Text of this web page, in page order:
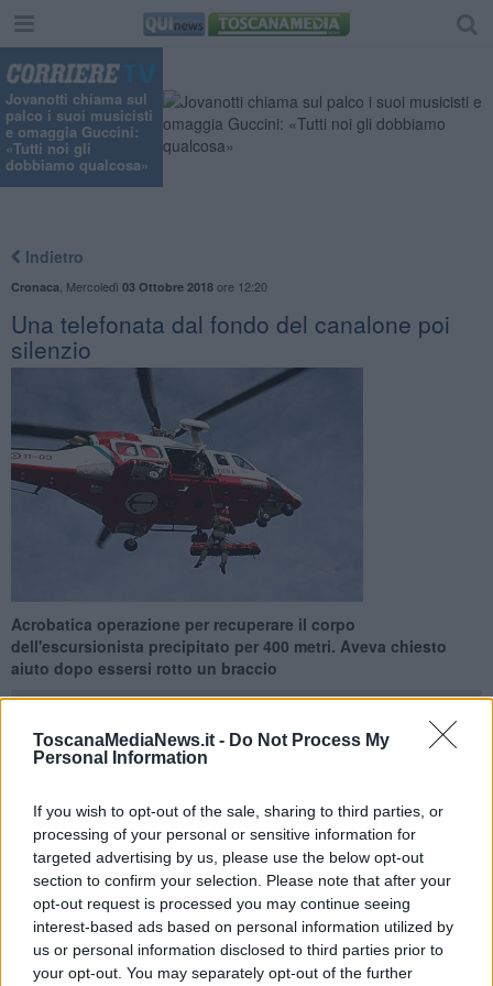
ToscanaMediaNews.it - Do Not Process My
Personal Information
If you wish to opt-out of the sale, sharing to third parties, or
processing of your personal or sensitive information for
targeted advertising by us, please use the below opt-out
section to confirm your selection. Please note that after your
opt-out request is processed you may continue seeing
interest-based ads based on personal information utilized by
us or personal information disclosed to third parties prior to
your opt-out. You may separately opt-out of the further
Jovanotti chiama sul
palco i suoi musicisti
e omaggia Guccini:
«Tutti noi gli
dobbiamo qualcosa»
Indietro
Cronaca Mercoledì 03 Ottobre 2018ore 12:20
Una telefonata dal fondo del canalone poi
silenzio
Acrobatica operazione per recuperare il corpo
dell'escursionista precipitato per 400 metri. Aveva chiesto
aiuto dopo essersi rotto un braccio
COMANO —Le condizioni migliori del meteo dopo l'ondata di
maltempo dei giorni scorsi hanno permesso di riprendere
stamattina i tentativi di recupero del corpo dell'escursionista
disperso da giorni e individuato ieri in fondo a uno stretto canalone
dall'elicottero EH 101 della Marina Militare di Luni
(vedi articolo
correlato)
. Le operazioni, come già era emerso nelle scorse ore,
sono state particolarmente complesse per la morfologia del
territorio. Nel punto in cui si trovava il cadavere, infatti, la parete è